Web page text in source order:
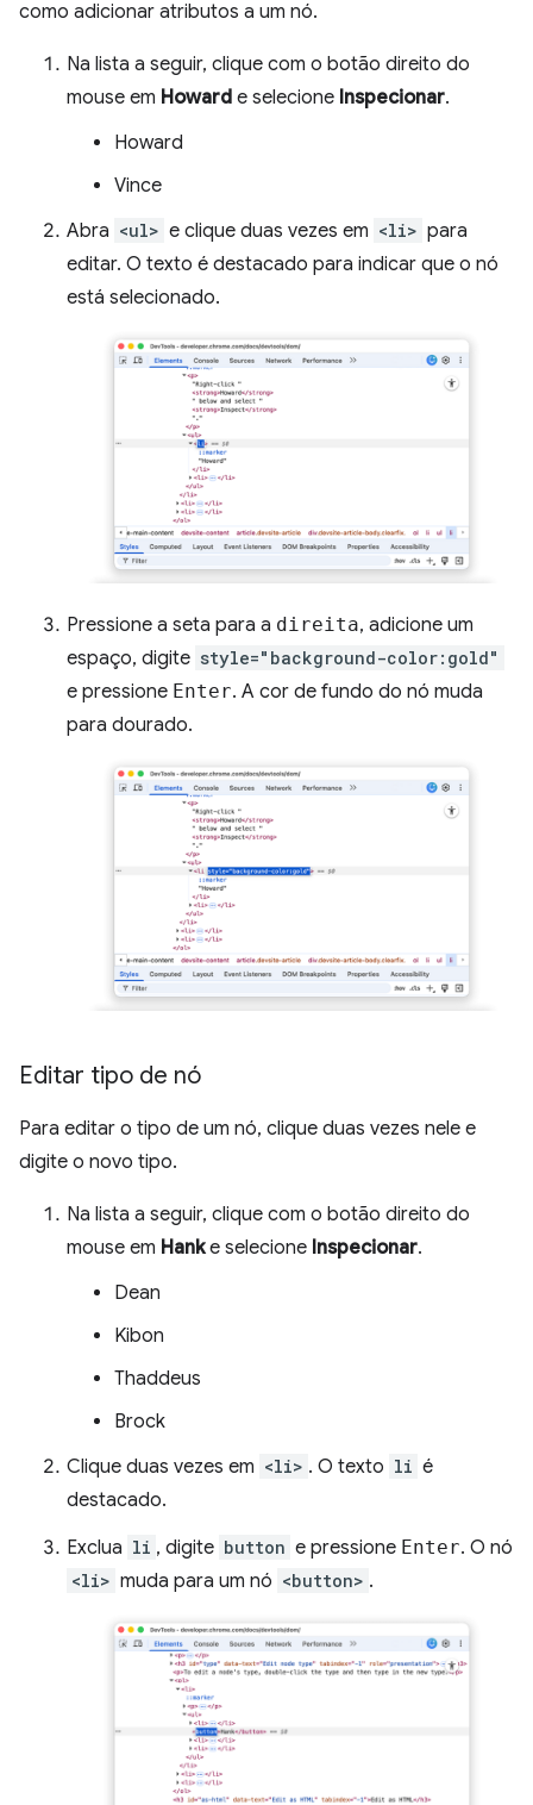
como adicionar atributos a um nó.
Na lista a seguir, clique com o botão direito do
mouse em Howard e selecione Inspecionar.
Howard
Vince
Abra <ul> e clique duas vezes em <li> para
editar. O texto é destacado para indicar que o nó
está selecionado.
Pressione a seta para a direita, adicione um
espaço, digite style="background-color:gold"
e pressione Enter. A cor de fundo do nó muda
para dourado.
Editar tipo de nó
Para editar o tipo de um nó, clique duas vezes nele e
digite o novo tipo.
Na lista a seguir, clique com o botão direito do
mouse em Hanke selecione Inspecionar.
Dean
Kibon
Thaddeus
Brock
Clique duas vezes em <li> . O texto li é
destacado.
Exclua li , digite button e pressione Enter. O nó
<li> muda para um nó <button> .